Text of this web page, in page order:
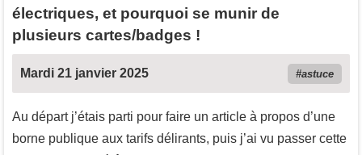
électriques, et pourquoi se munir de
plusieurs cartes/badges !
Mardi 21 janvier 2025 astuce
Au départ j’étais parti pour faire un article à propos d’une
borne publique aux tarifs délirants, puis j’ai vu passer cette